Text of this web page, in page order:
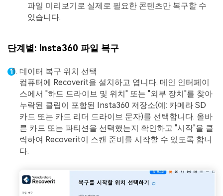
파일 미리보기로 실제로 필요한 콘텐츠만 복구할 수
있습니다.
단계별: Insta360 파일 복구
데이터 복구 위치 선택
컴퓨터에 Recoverit을 설치하고 엽니다. 메인 인터페이
스에서 "하드 드라이브 및 위치" 또는 "외부 장치"를 찾아
누락된 클립이 포함된 Insta360 저장소(예: 카메라 SD
카드 또는 카드 리더 드라이브 문자)를 선택합니다. 올바
른 카드 또는 파티션을 선택했는지 확인하고 "시작"을 클
릭하여 Recoverit이 스캔 준비를 시작할 수 있도록 합니
다.